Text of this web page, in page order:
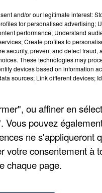
habitants, victimes
fait le point
de véhicules
: entre
and/or our legitimate interest:
for personalised advertising;
performance; Understand
Create profiles to
security, prevent and detect fraud,
These technologies may
devices based on information
sources; Link different devices;
ou affiner en
Vous pouvez
ne s'appliqueront
votre consentement à
chaque page.